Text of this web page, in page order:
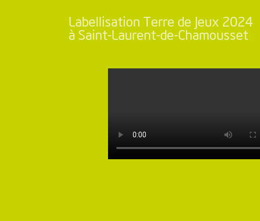
Labellisation Terre de Jeux 2024
à Saint-Laurent-de-Chamousset